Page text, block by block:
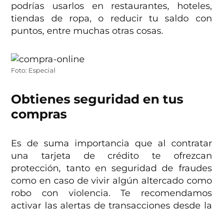
podrías usarlos en restaurantes, hoteles,
tiendas de ropa, o reducir tu saldo con
puntos, entre muchas otras cosas.
Foto: Especial
Obtienes seguridad en tus
compras
Es de suma importancia que al contratar
una tarjeta de crédito te ofrezcan
protección, tanto en seguridad de fraudes
como en caso de vivir algún altercado como
robo con violencia. Te recomendamos
activar las alertas de transacciones desde la